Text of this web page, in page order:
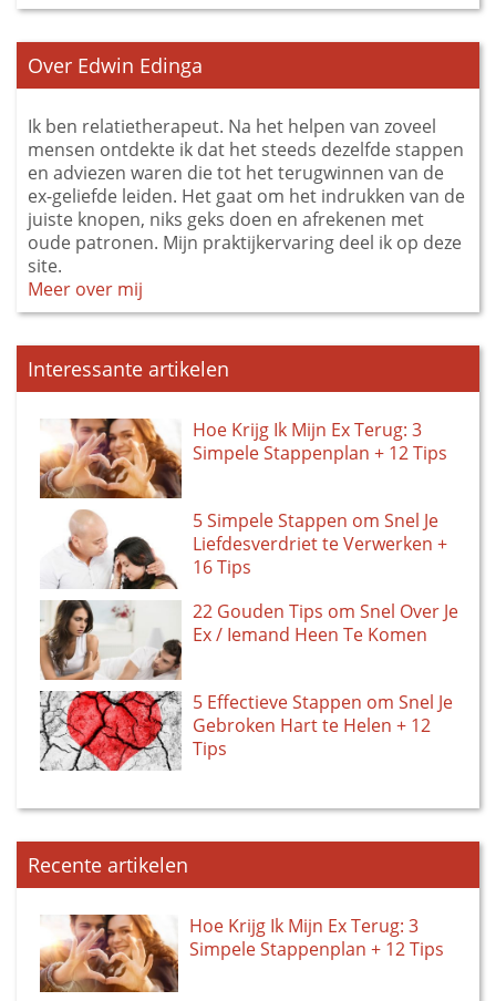
Over Edwin Edinga
Ik ben relatietherapeut. Na het helpen van zoveel
mensen ontdekte ik dat het steeds dezelfde stappen
en adviezen waren die tot het terugwinnen van de
ex-geliefde leiden. Het gaat om het indrukken van de
juiste knopen, niks geks doen en afrekenen met
oude patronen. Mijn praktijkervaring deel ik op deze
site.
Meer over mij
Interessante artikelen
Hoe Krijg Ik Mijn Ex Terug: 3
Simpele Stappenplan + 12 Tips
5 Simpele Stappen om Snel Je
Liefdesverdriet te Verwerken +
16 Tips
22 Gouden Tips om Snel Over Je
Ex / Iemand Heen Te Komen
5 Effectieve Stappen om Snel Je
Gebroken Hart te Helen + 12
Tips
Recente artikelen
Hoe Krijg Ik Mijn Ex Terug: 3
Simpele Stappenplan + 12 Tips